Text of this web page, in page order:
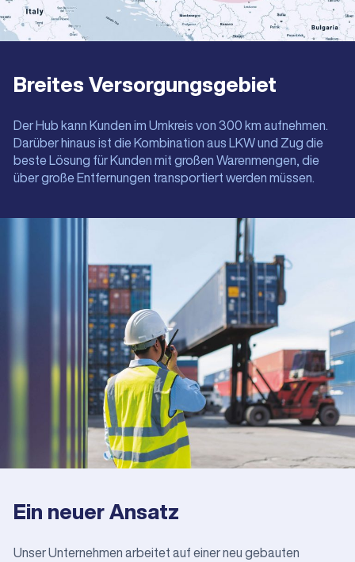
Breites Versorgungsgebiet
Der Hub kann Kunden im Umkreis von 300 km aufnehmen.
Darüber hinaus ist die Kombination aus LKW und Zug die
beste Lösung für Kunden mit großen Warenmengen, die
über große Entfernungen transportiert werden müssen.
Ein neuer Ansatz
Unser Unternehmen arbeitet auf einer neu gebauten